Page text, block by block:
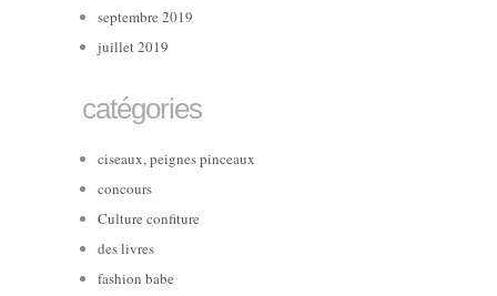
septembre 2019
juillet 2019
catégories
ciseaux, peignes pinceaux
concours
Culture confiture
des livres
fashion babe